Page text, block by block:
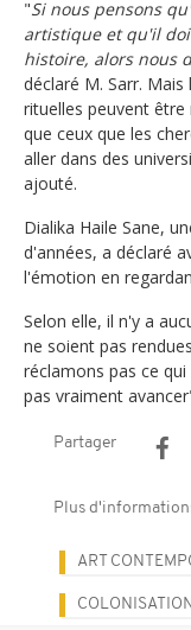
"Si nous pensons
artistique et qu'il
histoire, alors nous
déclaré M. Sarr.
rituelles peuvent
que ceux que les
aller dans des
ajouté.
Dialika Haile Sane,
d'années, a déclaré
l'émotion en
Selon elle, il n'y a
ne soient pas
réclamons pas ce
pas vraiment
Partager
Plus
ART
COLONISATION